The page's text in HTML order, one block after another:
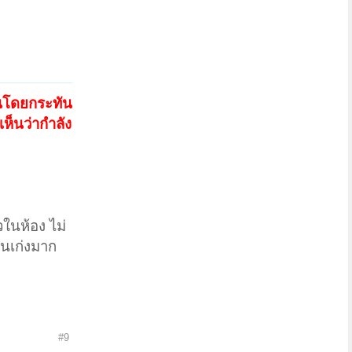
ดยกระทัน
นว่ากำลัง
นห้อง ไม่
เก่งมาก
#9